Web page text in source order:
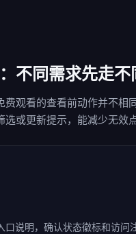
不同需求先走不
费观看的查看前动作并不相
选或更新提示，能减少无效点
口说明，确认状态徽标和访问